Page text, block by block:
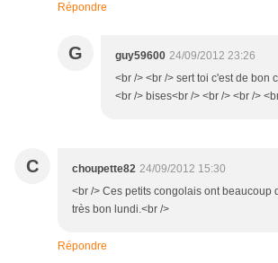
Répondre
G guy59600 24/09/2012 23:26
<br /> <br /> sert toi c'est de bon
<br /> bises<br /> <br /> <br />
C choupette82 24/09/2012 15:30
<br /> Ces petits congolais ont beaucoup
très bon lundi.<br />
Répondre